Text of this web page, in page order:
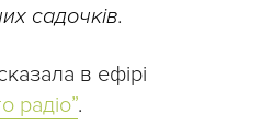
садочків.
в ефірі
радіо”.